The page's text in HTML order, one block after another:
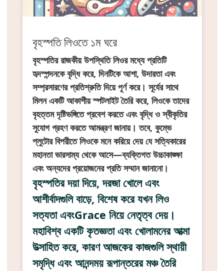
বৃহস্পতি লিওতে ১ম ঘরে
বৃহস্পতির রাজকীয় উপস্থিতি লিওর মধ্যে প্রতিটি
হৃদস্পন্দনকে বৃদ্ধি করে, দিনটিকে আশা, উদারতা এবং
সম্প্রসারণের প্রতিশ্রুতি দিয়ে পূর্ণ করে। সূর্যের সাথে
মিলন একটি আকাশীয় স্পটলাইট তৈরি করে, লিওকে তাদের
বৃহত্তম দৃষ্টিভঙ্গিতে প্রবেশ করতে এবং বৃদ্ধি ও স্বীকৃতির
সুযোগ গ্রহণ করতে আমন্ত্রণ জানায়। তবে, কুম্ভে
প্লুটোর বিপরীতে লিওকে মনে করিয়ে দেয় যে সত্যিকারের
মহানতা ভারসাম্য থেকে আসে—ব্যক্তিগত উচ্চাকাঙ্ক্ষা
এবং অন্যদের প্রয়োজনের প্রতি সম্মান জানানো।
বৃহস্পতির দয়া দিয়ে, দরজা খোলে এবং
আশীর্বাদগুলি বাড়ে, বিশেষ করে যখন লিও
সত্যতা এবংGrace নিয়ে নেতৃত্ব দেয়।
মহাবিশ্ব একটি কৃতজ্ঞতা এবং খোলামনের আত্মা
উত্সাহিত করে, কারণ আজকের কাজগুলি স্থায়ী
সমৃদ্ধি এবং আনন্দময় রূপান্তরের মঞ্চ তৈরি